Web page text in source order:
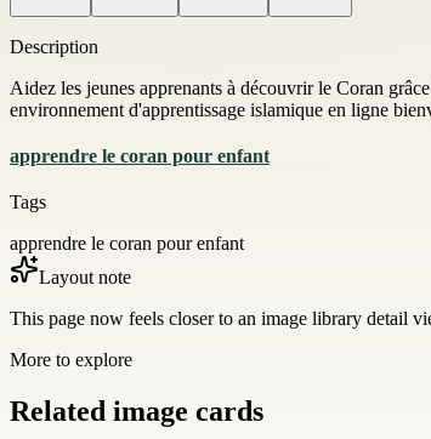
Description
Aidez les jeunes apprenants à découvrir le Coran
environnement d'apprentissage islamique en ligne
apprendre le coran pour enfant
Tags
apprendre le coran pour enfant
Layout note
This page now feels closer to an image library detail
More to explore
Related image cards